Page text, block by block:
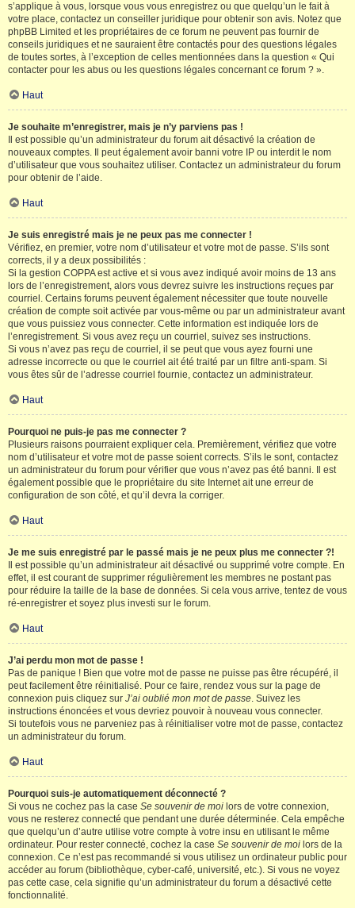
s’applique à vous, lorsque vous vous enregistrez ou que quelqu’un le fait à
votre place, contactez un conseiller juridique pour obtenir son avis. Notez que
phpBB Limited et les propriétaires de ce forum ne peuvent pas fournir de
conseils juridiques et ne sauraient être contactés pour des questions légales
de toutes sortes, à l’exception de celles mentionnées dans la question « Qui
contacter pour les abus ou les questions légales concernant ce forum ? ».
Haut
Je souhaite m’enregistrer, mais je n’y parviens pas !
Il est possible qu’un administrateur du forum ait désactivé la création de
nouveaux comptes. Il peut également avoir banni votre IP ou interdit le nom
d’utilisateur que vous souhaitez utiliser. Contactez un administrateur du forum
pour obtenir de l’aide.
Haut
Je suis enregistré mais je ne peux pas me connecter !
Vérifiez, en premier, votre nom d’utilisateur et votre mot de passe. S’ils sont
corrects, il y a deux possibilités :
Si la gestion COPPA est active et si vous avez indiqué avoir moins de 13 ans
lors de l’enregistrement, alors vous devrez suivre les instructions reçues par
courriel. Certains forums peuvent également nécessiter que toute nouvelle
création de compte soit activée par vous-même ou par un administrateur avant
que vous puissiez vous connecter. Cette information est indiquée lors de
l’enregistrement. Si vous avez reçu un courriel, suivez ses instructions.
Si vous n’avez pas reçu de courriel, il se peut que vous ayez fourni une
adresse incorrecte ou que le courriel ait été traité par un filtre anti-spam. Si
vous êtes sûr de l’adresse courriel fournie, contactez un administrateur.
Haut
Pourquoi ne puis-je pas me connecter ?
Plusieurs raisons pourraient expliquer cela. Premièrement, vérifiez que votre
nom d’utilisateur et votre mot de passe soient corrects. S’ils le sont, contactez
un administrateur du forum pour vérifier que vous n’avez pas été banni. Il est
également possible que le propriétaire du site Internet ait une erreur de
configuration de son côté, et qu’il devra la corriger.
Haut
Je me suis enregistré par le passé mais je ne peux plus me connecter ?!
Il est possible qu’un administrateur ait désactivé ou supprimé votre compte. En
effet, il est courant de supprimer régulièrement les membres ne postant pas
pour réduire la taille de la base de données. Si cela vous arrive, tentez de vous
ré-enregistrer et soyez plus investi sur le forum.
Haut
J’ai perdu mon mot de passe !
Pas de panique ! Bien que votre mot de passe ne puisse pas être récupéré, il
peut facilement être réinitialisé. Pour ce faire, rendez vous sur la page de
connexion puis cliquez sur J’ai oublié mon mot de passe. Suivez les
instructions énoncées et vous devriez pouvoir à nouveau vous connecter.
Si toutefois vous ne parveniez pas à réinitialiser votre mot de passe, contactez
un administrateur du forum.
Haut
Pourquoi suis-je automatiquement déconnecté ?
Si vous ne cochez pas la case Se souvenir de moi lors de votre connexion,
vous ne resterez connecté que pendant une durée déterminée. Cela empêche
que quelqu’un d’autre utilise votre compte à votre insu en utilisant le même
ordinateur. Pour rester connecté, cochez la case Se souvenir de moi lors de la
connexion. Ce n’est pas recommandé si vous utilisez un ordinateur public pour
accéder au forum (bibliothèque, cyber-café, université, etc.). Si vous ne voyez
pas cette case, cela signifie qu’un administrateur du forum a désactivé cette
fonctionnalité.